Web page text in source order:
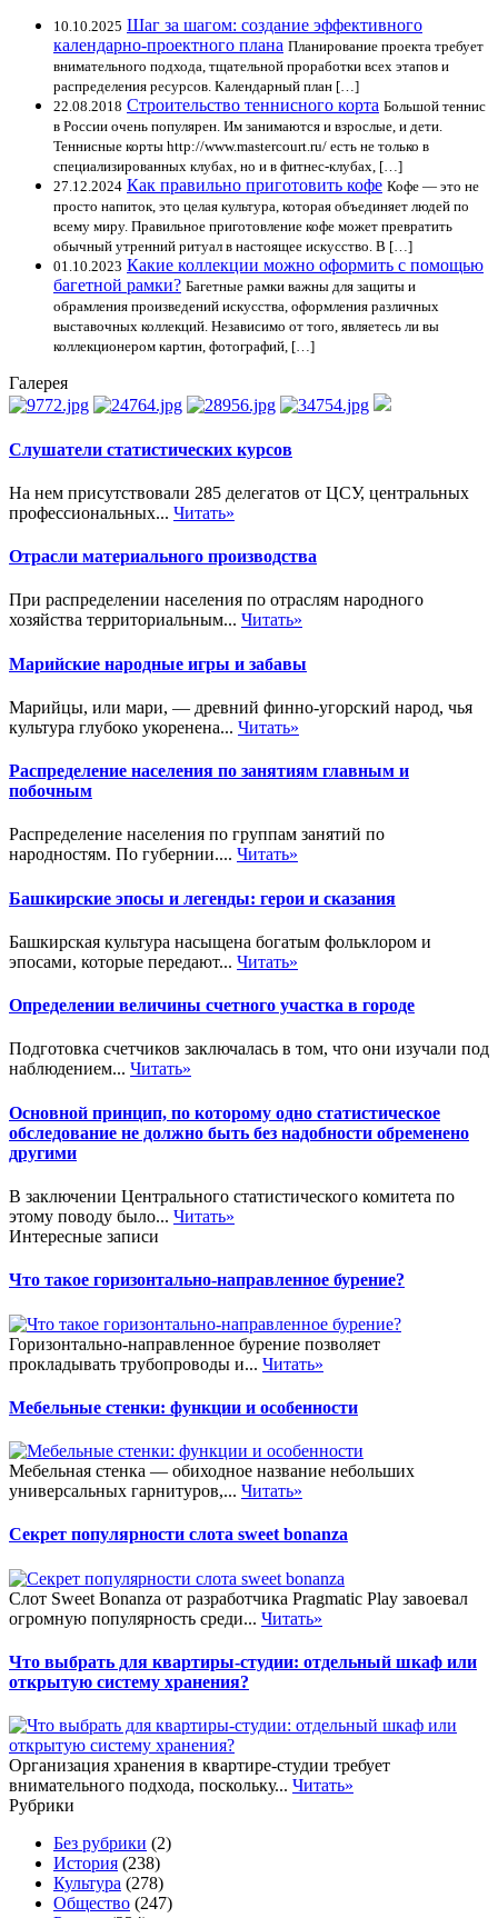
10.10.2025 Шаг за шагом: создание эффективного
календарно-проектного плана Планирование проекта требует
внимательного подхода, тщательной проработки всех этапов и
распределения ресурсов. Календарный план […]
22.08.2018 Строительство теннисного корта Большой теннис
в России очень популярен. Им занимаются и взрослые, и дети.
Теннисные корты http://www.mastercourt.ru/ есть не только в
специализированных клубах, но и в фитнес-клубах, […]
27.12.2024 Как правильно приготовить кофе Кофе — это не
просто напиток, это целая культура, которая объединяет людей по
всему миру. Правильное приготовление кофе может превратить
обычный утренний ритуал в настоящее искусство. В […]
01.10.2023 Какие коллекции можно оформить с помощью
багетной рамки? Багетные рамки важны для защиты и
обрамления произведений искусства, оформления различных
выставочных коллекций. Независимо от того, являетесь ли вы
коллекционером картин, фотографий, […]
Галерея
Слушатели статистических курсов
На нем присутствовали 285 делегатов от ЦСУ, центральных
профессиональных... Читать»
Отрасли материального производства
При распределении населения по отраслям народного
хозяйства территориальным... Читать»
Марийские народные игры и забавы
Марийцы, или мари, — древний финно-угорский народ, чья
культура глубоко укоренена... Читать»
Распределение населения по занятиям главным и
побочным
Распределение населения по группам занятий по
народностям. По губернии.... Читать»
Башкирские эпосы и легенды: герои и сказания
Башкирская культура насыщена богатым фольклором и
эпосами, которые передают... Читать»
Определении величины счетного участка в городе
Подготовка счетчиков заключалась в том, что они изучали под
наблюдением... Читать»
Основной принцип, по которому одно статистическое
обследование не должно быть без надобности обременено
другими
В заключении Центрального статистического комитета по
этому поводу было... Читать»
Интересные записи
Что такое горизонтально-направленное бурение?
Горизонтально-направленное бурение позволяет
прокладывать трубопроводы и... Читать»
Мебельные стенки: функции и особенности
Мебельная стенка — обиходное название небольших
универсальных гарнитуров,... Читать»
Секрет популярности слота sweet bonanza
Слот Sweet Bonanza от разработчика Pragmatic Play завоевал
огромную популярность среди... Читать»
Что выбрать для квартиры-студии: отдельный шкаф или
открытую систему хранения?
Организация хранения в квартире-студии требует
внимательного подхода, поскольку... Читать»
Рубрики
Без рубрики (2)
История (238)
Культура (278)
Общество (247)